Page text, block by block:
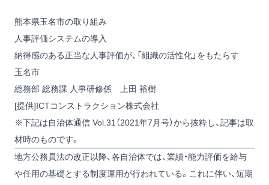
熊本県玉名市の取り組み
人事評価システムの導入
納得感のある正当な人事評価が、「組織の活性化」をもたらす
玉名市
総務部 総務課 人事研修係 上田 裕樹
[提供]ICTコンストラクション株式会社
※下記は自治体通信 Vol.31（2021年7月号）から抜粋し、記事は取
材時のものです。
地方公務員法の改正以降、各自治体では、業績・能力評価を給与
や任用の基礎とする制度運用が行われている。これに伴い、短期